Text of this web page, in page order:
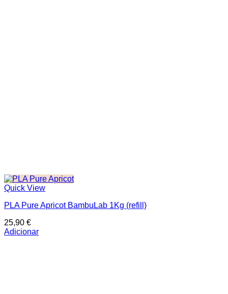
Quick View
PLA Pure Apricot BambuLab 1Kg (refill)
25,90 €
Adicionar